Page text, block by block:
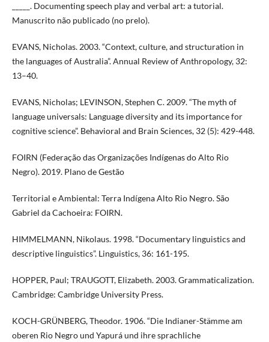
_____. Documenting speech play and verbal art: a tutorial.
Manuscrito não publicado (no prelo).
EVANS, Nicholas. 2003. “Context, culture, and structuration in
the languages of Australia”. Annual Review of Anthropology, 32:
13–40.
EVANS, Nicholas; LEVINSON, Stephen C. 2009. “The myth of
language universals: Language diversity and its importance for
cognitive science”. Behavioral and Brain Sciences, 32 (5): 429-448.
FOIRN (Federação das Organizações Indígenas do Alto Rio
Negro). 2019. Plano de Gestão
Territorial e Ambiental: Terra Indígena Alto Rio Negro. São
Gabriel da Cachoeira: FOIRN.
HIMMELMANN, Nikolaus. 1998. “Documentary linguistics and
descriptive linguistics”. Linguistics, 36: 161-195.
HOPPER, Paul; TRAUGOTT, Elizabeth. 2003. Grammaticalization.
Cambridge: Cambridge University Press.
KOCH-GRÜNBERG, Theodor. 1906. “Die Indianer-Stämme am
oberen Rio Negro und Yapurá und ihre sprachliche